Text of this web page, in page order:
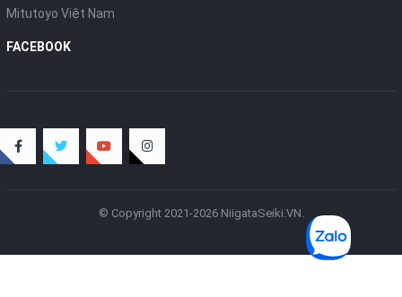
Mitutoyo Việt Nam
FACEBOOK
© Copyright 2021-2026 NiigataSeiki.VN.